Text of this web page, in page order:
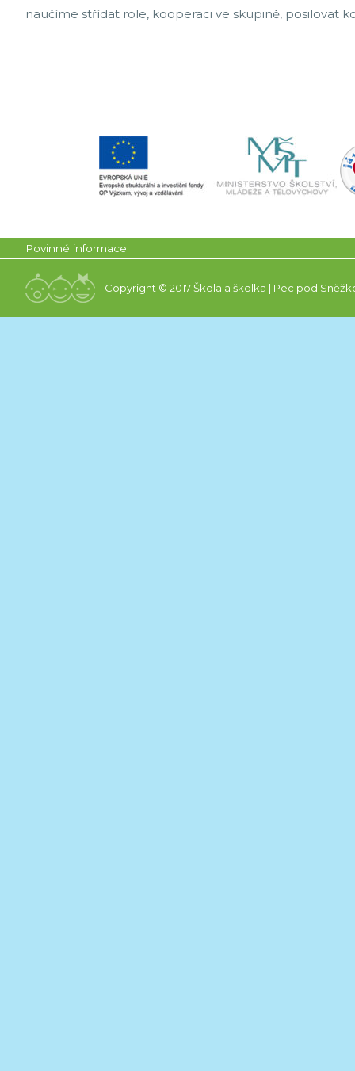
naučíme střídat role, kooperaci ve skupině, posilovat
Povinné informace
Copyright © 2017 Škola a školka | Pec pod